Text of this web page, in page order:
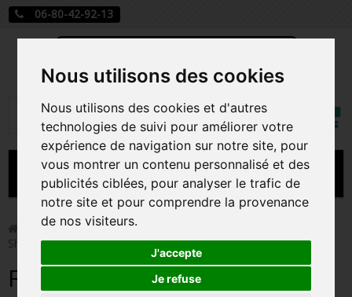
Nous utilisons des cookies
Nous utilisons des cookies et d'autres
technologies de suivi pour améliorer votre
expérience de navigation sur notre site, pour
vous montrer un contenu personnalisé et des
publicités ciblées, pour analyser le trafic de
notre site et pour comprendre la provenance
de nos visiteurs.
J'accepte
Je refuse
06-80-42-92-13
Rechercher
Mon
MENU
CARTE A JOUER
PRÉCOMMANDE FIGURINES POP
FIGURINES POP MANGA
Funko Pop! > Figurines Pop DC comics
Shazam
Figurines Pop Shazam